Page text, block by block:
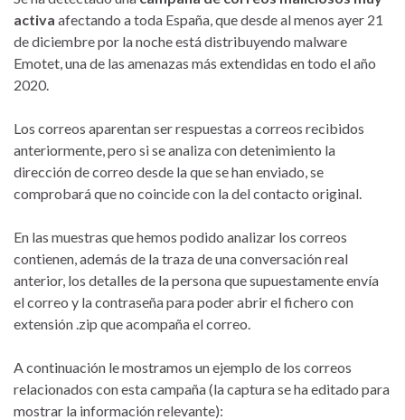
activa afectando a toda España, que desde al menos ayer 21
de diciembre por la noche está distribuyendo malware
Emotet, una de las amenazas más extendidas en todo el año
2020.
Los correos aparentan ser respuestas a correos recibidos
anteriormente, pero si se analiza con detenimiento la
dirección de correo desde la que se han enviado, se
comprobará que no coincide con la del contacto original.
En las muestras que hemos podido analizar los correos
contienen, además de la traza de una conversación real
anterior, los detalles de la persona que supuestamente envía
el correo y la contraseña para poder abrir el fichero con
extensión .zip que acompaña el correo.
A continuación le mostramos un ejemplo de los correos
relacionados con esta campaña (la captura se ha editado para
mostrar la información relevante):